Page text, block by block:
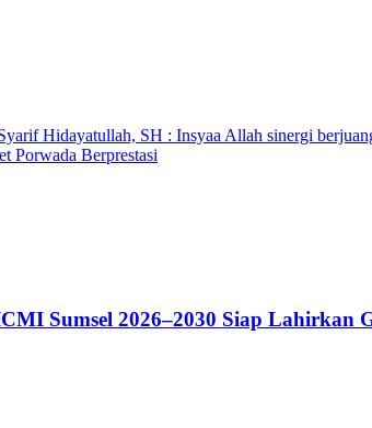
Hidayatullah, SH : Insyaa Allah sinergi
Porwada Berprestasi
Sumsel 2026–2030 Siap Lahirkan